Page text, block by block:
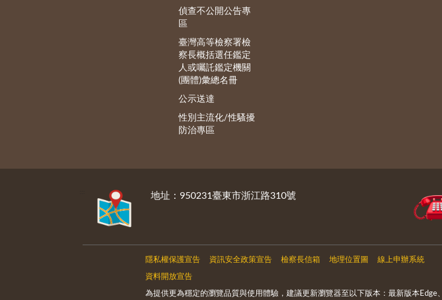
偵查不公開公告專
區
臺灣高等檢察署檢
察長概括選任鑑定
人或囑託鑑定機關
(團體)彙總名冊
公示送達
性別主流化/性騷擾
防治專區
地址：950231臺東市浙江路310號
隱私權保護宣告 資訊安全政策宣告 檢察長信箱 地理位置圖 線上申辦系統
資料開放宣告
為提供更為穩定的瀏覽品質與使用體驗，建議更新瀏覽器至以下版本：最新版本Edge、